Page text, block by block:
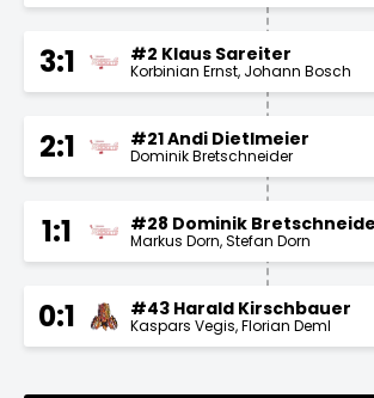
3:1 #2 Klaus Sareiter
Korbinian Ernst Johann Bosch
2:1 #21 Andi Dietlmeier
Dominik Bretschneider
1:1 #28 Dominik
Markus Dorn Stefan Dorn
0:1 #43 Harald Kirschbauer
Kaspars Vegis Florian Deml